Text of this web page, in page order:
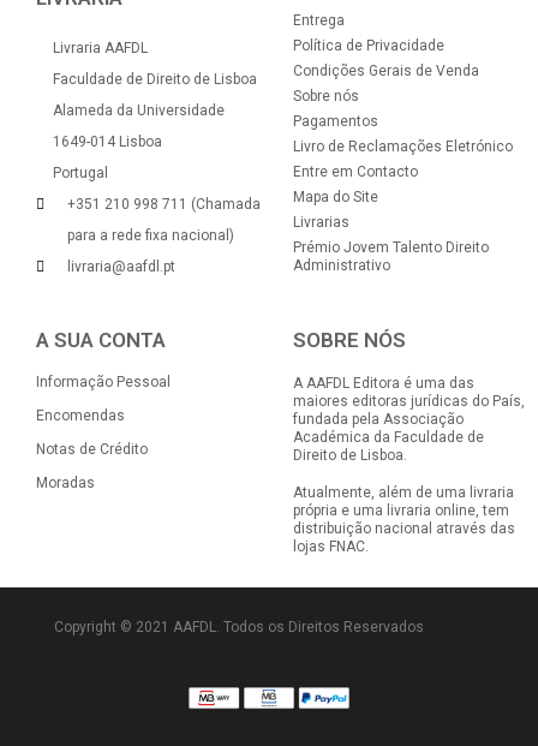
Livraria AAFDL
Faculdade de Direito de Lisboa
Alameda da Universidade
1649-014 Lisboa
Portugal
+351 210 998 711 (Chamada
para a rede fixa nacional)
livraria@aafdl.pt
Entrega
Política de Privacidade
Condições Gerais de Venda
Sobre nós
Pagamentos
Livro de Reclamações Eletrónico
Entre em Contacto
Mapa do Site
Livrarias
Prémio Jovem Talento Direito
Administrativo
A SUA CONTA
Informação Pessoal
Encomendas
Notas de Crédito
Moradas
SOBRE NÓS
A AAFDL Editora é uma das
maiores editoras jurídicas do País,
fundada pela Associação
Académica da Faculdade de
Direito de Lisboa.
Atualmente, além de uma livraria
própria e uma livraria online, tem
distribuição nacional através das
lojas FNAC.
Copyright © 2021 AAFDL. Todos os Direitos Reservados